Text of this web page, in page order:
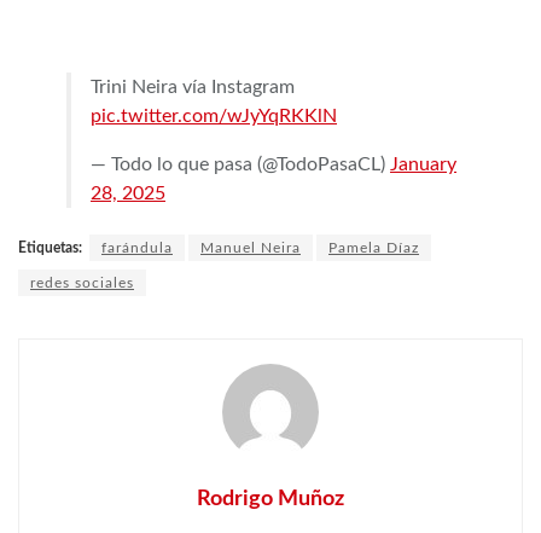
Trini Neira vía Instagram
pic.twitter.com/wJyYqRKKlN
— Todo lo que pasa (@TodoPasaCL) January
28, 2025
Etiquetas: farándula Manuel Neira Pamela Díaz
redes sociales
Rodrigo Muñoz